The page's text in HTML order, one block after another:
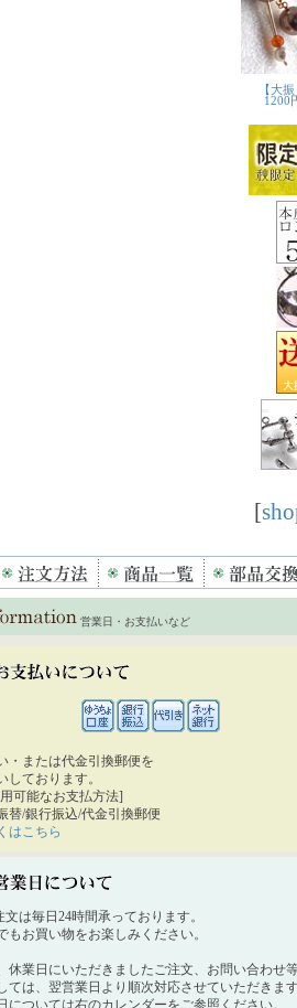
[
営業日・お支払いなど
・または代金引換郵便を
しております。
可能なお支払方法]
替/銀行振込/代金引換郵便
はこちら
文は毎日24時間承っております。
もお買い物をお楽しみください。
休業日にいただきましたご注文、お問い合わせ
ては、翌営業日より順次対応させていただきま
については右のカレンダーをご参照ください。